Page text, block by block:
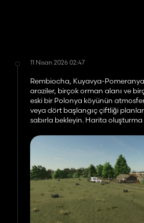
11 Nisan 2026 02:47
Rembiocha, Kuyavya-Pomeranya
araziler, birçok orman alanı ve
eski bir Polonya köyünün
veya dört başlangıç ​​çiftliği
sabırla bekleyin. Harita